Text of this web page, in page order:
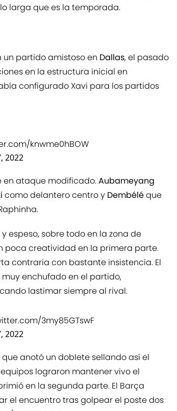
larga que es la temporada.
un partido amistoso en Dallas, el pasado
en la estructura inicial en
configurado Xavi para los partidos
knwme0hBOW
2022
ataque modificado.
Aubameyang
como delantero centro y Dembélé
que
sobre todo en la zona de
poca creatividad en la primera parte.
contraria con bastante insistencia. El
muy enchufado en el partido,
lastimar siempre al rival.
2022
lograron mantener vivo el
en la segunda parte. El Barça
encuentro tras golpear el poste dos
yAnsu Fati.